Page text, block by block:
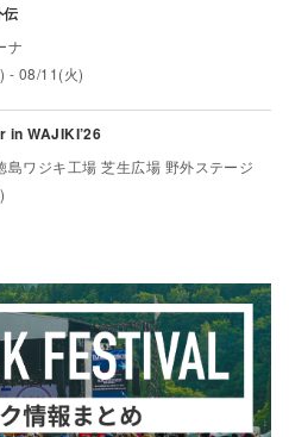
ナ
- 08/11(火)
in WAJIKI’26
島ワジキ工場 芝生広場 野外ステージ